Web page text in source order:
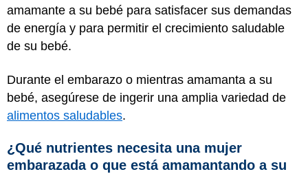
amamante a su bebé para satisfacer sus demandas
de energía y para permitir el crecimiento saludable
de su bebé.
Durante el embarazo o mientras amamanta a su
bebé, asegúrese de ingerir una amplia variedad de
alimentos saludables.
¿Qué nutrientes necesita una mujer
embarazada o que está amamantando a su